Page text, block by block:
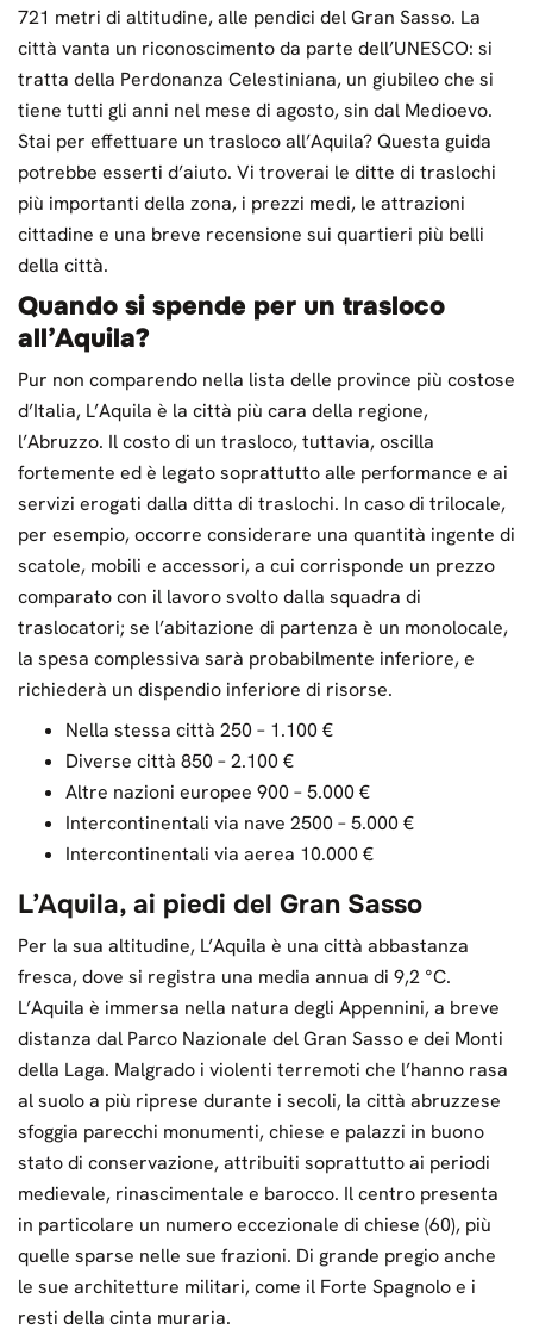
721 metri di altitudine, alle pendici del Gran Sasso. La
città vanta un riconoscimento da parte dell’UNESCO: si
tratta della Perdonanza Celestiniana, un giubileo che si
tiene tutti gli anni nel mese di agosto, sin dal Medioevo.
Stai per effettuare un trasloco all’Aquila? Questa guida
potrebbe esserti d’aiuto. Vi troverai le ditte di traslochi
più importanti della zona, i prezzi medi, le attrazioni
cittadine e una breve recensione sui quartieri più belli
della città.
Quando si spende per un trasloco
all’Aquila?
Pur non comparendo nella lista delle province più costose
d’Italia, L’Aquila è la città più cara della regione,
l’Abruzzo. Il costo di un trasloco, tuttavia, oscilla
fortemente ed è legato soprattutto alle performance e ai
servizi erogati dalla ditta di traslochi. In caso di trilocale,
per esempio, occorre considerare una quantità ingente di
scatole, mobili e accessori, a cui corrisponde un prezzo
comparato con il lavoro svolto dalla squadra di
traslocatori; se l’abitazione di partenza è un monolocale,
la spesa complessiva sarà probabilmente inferiore, e
richiederà un dispendio inferiore di risorse.
Nella stessa città 250 – 1.100 €
Diverse città 850 – 2.100 €
Altre nazioni europee 900 – 5.000 €
Intercontinentali via nave 2500 – 5.000 €
Intercontinentali via aerea 10.000 €
L’Aquila, ai piedi del Gran Sasso
Per la sua altitudine, L’Aquila è una città abbastanza
fresca, dove si registra una media annua di 9,2 °C.
L’Aquila è immersa nella natura degli Appennini, a breve
distanza dal Parco Nazionale del Gran Sasso e dei Monti
della Laga. Malgrado i violenti terremoti che l’hanno rasa
al suolo a più riprese durante i secoli, la città abruzzese
sfoggia parecchi monumenti, chiese e palazzi in buono
stato di conservazione, attribuiti soprattutto ai periodi
medievale, rinascimentale e barocco. Il centro presenta
in particolare un numero eccezionale di chiese (60), più
quelle sparse nelle sue frazioni. Di grande pregio anche
le sue architetture militari, come il Forte Spagnolo e i
resti della cinta muraria.